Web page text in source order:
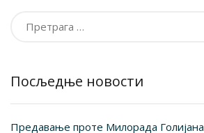
Посљедње новости
Предавање проте Милорада Голијана